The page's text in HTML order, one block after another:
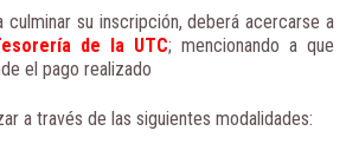
culminar su inscripción, deberá acercarse a
de la UTC; mencionando a que
el pago realizado
a través de las siguientes modalidades: